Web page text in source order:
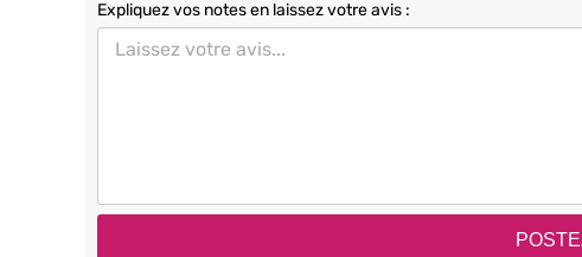
Expliquez vos notes en laissez votre avis :